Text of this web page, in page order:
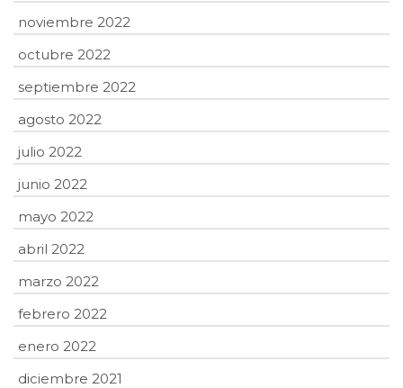
noviembre 2022
octubre 2022
septiembre 2022
agosto 2022
julio 2022
junio 2022
mayo 2022
abril 2022
marzo 2022
febrero 2022
enero 2022
diciembre 2021